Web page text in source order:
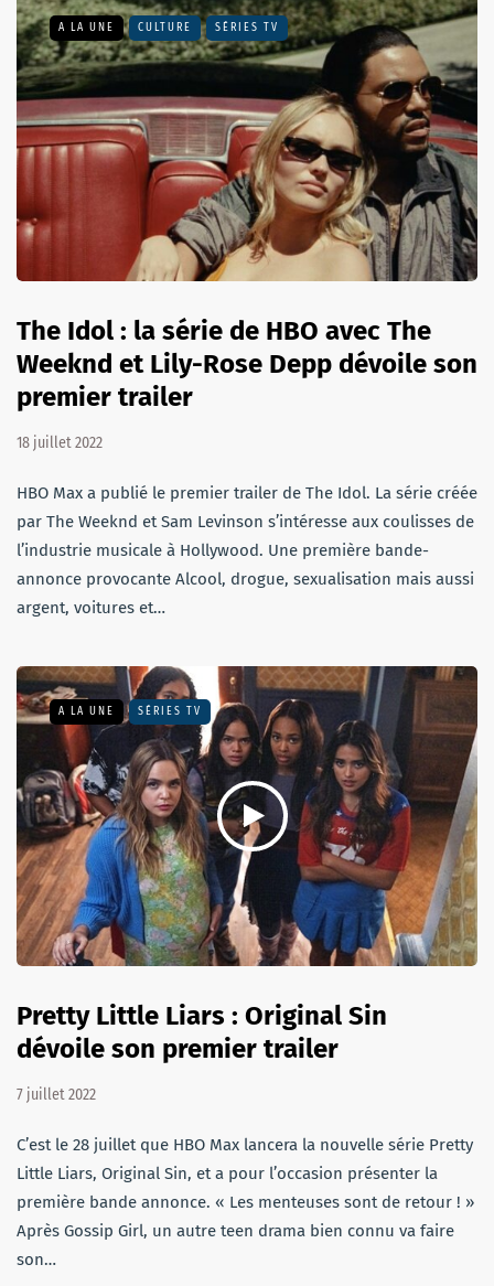
A LA UNE CULTURE SÉRIES TV
The Idol : la série de HBO avec The
Weeknd et Lily-Rose Depp dévoile son
premier trailer
18 juillet 2022
HBO Max a publié le premier trailer de The Idol. La série créée
par The Weeknd et Sam Levinson s’intéresse aux coulisses de
l’industrie musicale à Hollywood. Une première bande-
annonce provocante Alcool, drogue, sexualisation mais aussi
argent, voitures et…
A LA UNE SÉRIES TV
Pretty Little Liars : Original Sin
dévoile son premier trailer
7 juillet 2022
C’est le 28 juillet que HBO Max lancera la nouvelle série Pretty
Little Liars, Original Sin, et a pour l’occasion présenter la
première bande annonce. « Les menteuses sont de retour ! »
Après Gossip Girl, un autre teen drama bien connu va faire
son…